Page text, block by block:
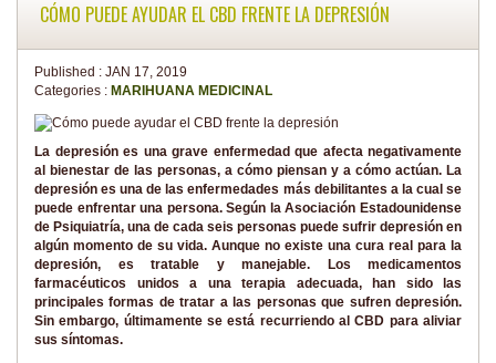
CÓMO PUEDE AYUDAR EL CBD FRENTE LA DEPRESIÓN
Published : JAN 17, 2019
Categories : MARIHUANA MEDICINAL
La depresión es una grave enfermedad que afecta negativamente
al bienestar de las personas, a cómo piensan y a cómo actúan. La
depresión es una de las enfermedades más debilitantes a la cual se
puede enfrentar una persona. Según la Asociación Estadounidense
de Psiquiatría, una de cada seis personas puede sufrir depresión en
algún momento de su vida. Aunque no existe una cura real para la
depresión, es tratable y manejable. Los medicamentos
farmacéuticos unidos a una terapia adecuada, han sido las
principales formas de tratar a las personas que sufren depresión.
Sin embargo, últimamente se está recurriendo al CBD para aliviar
sus síntomas.